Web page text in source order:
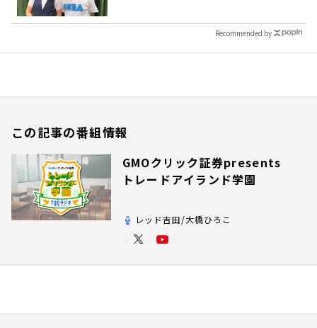
Recommended by
この記事の番組情報
GMOクリック証券presents
トレードアイランド学園
レッド吉田/大橋ひろこ